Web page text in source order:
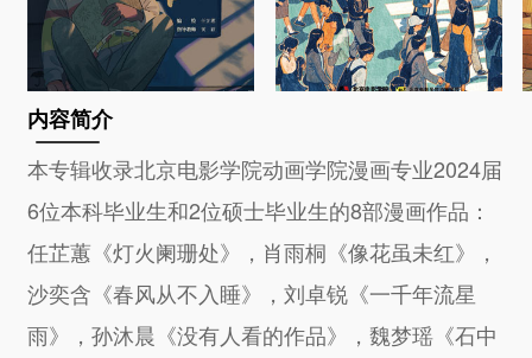
内容简介
本专辑收录北京电影学院动画学院漫画专业2024届
6位本科毕业生和2位硕士毕业生的8部漫画作品：
任芷蕙《灯火阑珊处》，肖雨桐《像花虽未红》，
沙奕含《春风从不入睡》，刘卓锐《一千年流星
雨》，孙沐晨《没有人看的作品》，魏梦瑶《石中